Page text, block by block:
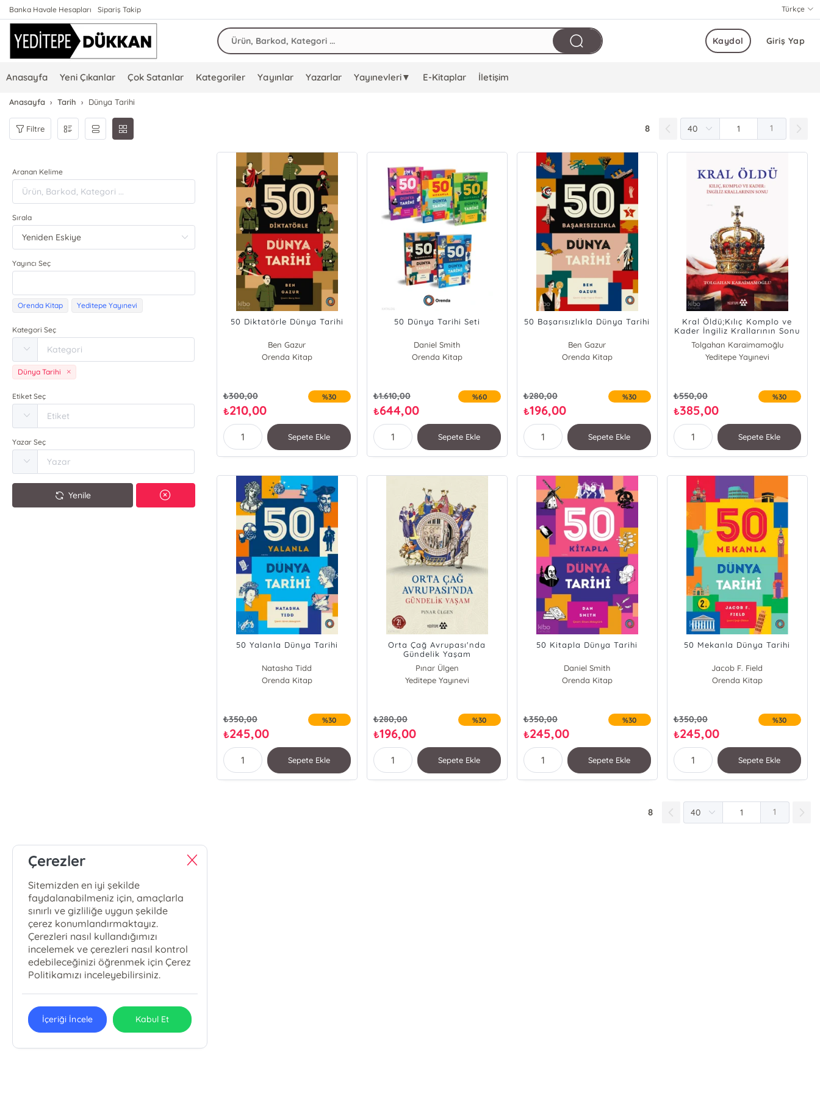
Banka Havale Hesapları Sipariş Takip Türkçe
Giriş Yap
Kaydol
Anasayfa Yeni Çıkanlar Çok Satanlar Kategoriler Yayınlar Yazarlar Yayınevleri▼ E-Kitaplar İletişim
Anasayfa Tarih Dünya Tarihi
Filtre 8 1
Aranan Kelime
Sırala
Yayıncı Seç
Orenda Kitap Yeditepe Yayınevi
Kategori Seç
Dünya Tarihi
Etiket Seç
Yazar Seç
Yenile
50 Diktatörle Dünya Tarihi
Ben Gazur
Orenda Kitap
₺300,00
₺210,00
%30
Sepete Ekle
50 Dünya Tarihi Seti
Daniel Smith
Jacob F. Field
Orenda Kitap
₺1.610,00
₺644,00
%60
Sepete Ekle
50 Başarısızlıkla Dünya Tarihi
Ben Gazur
Orenda Kitap
₺280,00
₺196,00
%30
Sepete Ekle
Kral Öldü;Kılıç Komplo ve
Kader İngiliz Krallarının Sonu
Tolgahan Karaimamoğlu
Yeditepe Yayınevi
₺550,00
₺385,00
%30
Sepete Ekle
50 Yalanla Dünya Tarihi
Natasha Tidd
Orenda Kitap
₺350,00
₺245,00
%30
Sepete Ekle
Orta Çağ Avrupası'nda
Gündelik Yaşam
Pınar Ülgen
Yeditepe Yayınevi
₺280,00
₺196,00
%30
Sepete Ekle
50 Kitapla Dünya Tarihi
Daniel Smith
Orenda Kitap
₺350,00
₺245,00
%30
Sepete Ekle
50 Mekanla Dünya Tarihi
Jacob F. Field
Orenda Kitap
₺350,00
₺245,00
%30
Sepete Ekle
8 1
Çerezler
Sitemizden en iyi şekilde
faydalanabilmeniz için, amaçlarla
sınırlı ve gizliliğe uygun şekilde
çerez konumlandırmaktayız.
Çerezleri nasıl kullandığımızı
incelemek ve çerezleri nasıl kontrol
edebileceğinizi öğrenmek için Çerez
Politikamızı inceleyebilirsiniz.
İçeriği İncele Kabul Et